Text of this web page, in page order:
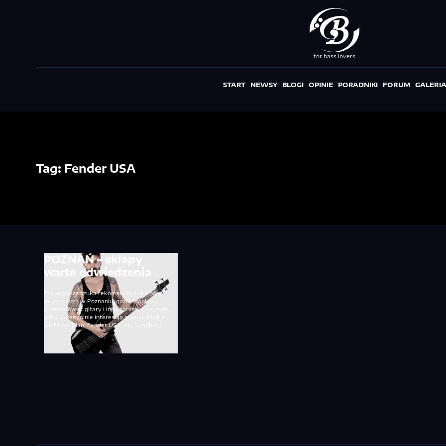
for bass lovers
START NEWSY BLOGI OPINIE PORADNIKI FORUM GALERIA
Tag: Fender USA
POZNAŃ – sklepy
warte odwiedzenia
Forumowicz szuka rekomendacji sklepów
muzycznych w Poznaniu, gdzie mógłby
przetestować gitary i inne sprzęty z wyższej
półki. Szczególnie interesują go marki takie
jak Music Man, Fender USA, czy Sandberg.